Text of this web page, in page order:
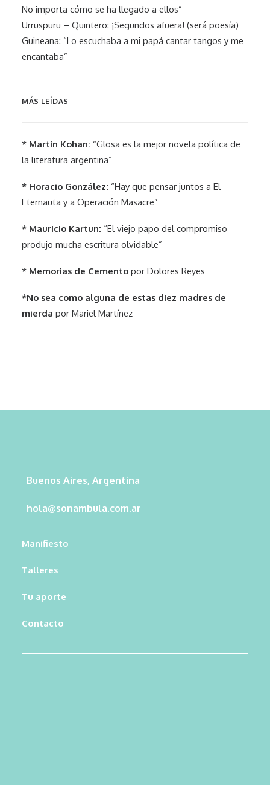
No importa cómo se ha llegado a ellos”
Urruspuru – Quintero: ¡Segundos afuera! (será poesía)
Guineana: “Lo escuchaba a mi papá cantar tangos y me
encantaba”
MÁS LEÍDAS
* Martin Kohan: “Glosa es la mejor novela política de
la literatura argentina”
* Horacio González: “Hay que pensar juntos a El
Eternauta y a Operación Masacre”
* Mauricio Kartun: “El viejo papo del compromiso
produjo mucha escritura olvidable”
* Memorias de Cemento por Dolores Reyes
*No sea como alguna de estas diez madres de
mierda por Mariel Martínez
Buenos Aires, Argentina
hola@sonambula.com.ar
Manifiesto
Talleres
Tu aporte
Contacto